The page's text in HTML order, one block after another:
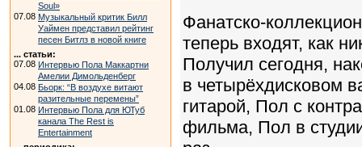
Soul»
07.08 Музыкальный критик Билл
Уаймен представил рейтинг
песен Битлз в новой книге
... статьи:
07.08 Интервью Пола Маккартни
Амелии Димольденберг
04.08 Бьорк: “В воздухе витают
разительные перемены”
01.08 Интервью Пола для ЮТуб
канала The Rest is
Entertainment
Фанатско-
теперь входят, как
Получил сегодня,
в четырёхдисковом
гитарой, Пол с
фильма, Пол в